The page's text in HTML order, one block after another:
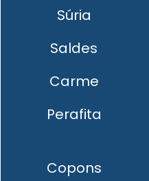
Súria
Saldes
Carme
Perafita
Copons